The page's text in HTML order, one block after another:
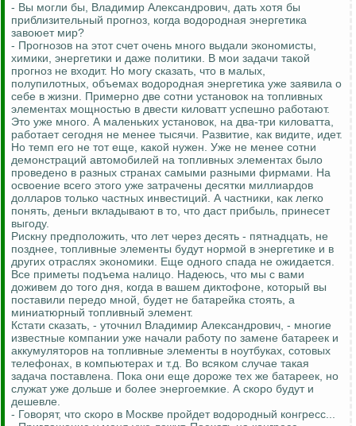
- Вы могли бы, Владимир Александрович, дать хотя бы
приблизительный прогноз, когда водородная энергетика
завоюет мир?
- Прогнозов на этот счет очень много выдали экономисты,
химики, энергетики и даже политики. В мои задачи такой
прогноз не входит. Но могу сказать, что в малых,
полупилотных, объемах водородная энергетика уже заявила о
себе в жизни. Примерно две сотни установок на топливных
элементах мощностью в двести киловатт успешно работают.
Это уже много. А маленьких установок, на два-три киловатта,
работает сегодня не менее тысячи. Развитие, как видите, идет.
Но темп его не тот еще, какой нужен. Уже не менее сотни
демонстраций автомобилей на топливных элементах было
проведено в разных странах самыми разными фирмами. На
освоение всего этого уже затрачены десятки миллиардов
долларов только частных инвестиций. А частники, как легко
понять, деньги вкладывают в то, что даст прибыль, принесет
выгоду.
Рискну предположить, что лет через десять - пятнадцать, не
позднее, топливные элементы будут нормой в энергетике и в
других отраслях экономики. Еще одного спада не ожидается.
Все приметы подъема налицо. Надеюсь, что мы с вами
доживем до того дня, когда в вашем диктофоне, который вы
поставили передо мной, будет не батарейка стоять, а
миниатюрный топливный элемент.
Кстати сказать, - уточнил Владимир Александрович, - многие
известные компании уже начали работу по замене батареек и
аккумуляторов на топливные элементы в ноутбуках, сотовых
телефонах, в компьютерах и т.д. Во всяком случае такая
задача поставлена. Пока они еще дороже тех же батареек, но
служат уже дольше и более энергоемкие. А скоро будут и
дешевле.
- Говорят, что скоро в Москве пройдет водородный конгресс...